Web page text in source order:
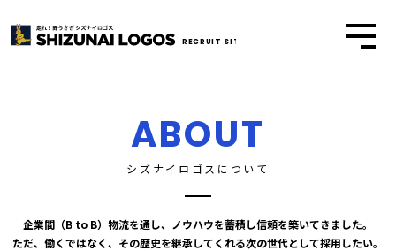
RECRUIT SITE
ABOUT
シズナイロゴスについて
企業間（B to B）物流を通し、ノウハウを蓄積し信頼を築いてきました。
ただ、働くではなく、その歴史を継承してくれる次の世代として採用したい。